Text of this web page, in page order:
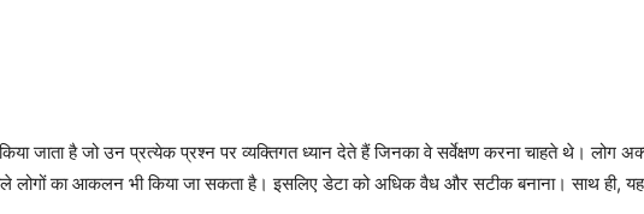
किया जाता है जो उन प्रत्येक प्रश्न पर व्यक्तिगत ध्यान देते हैं जिनका वे सर्वेक्षण करना चाहते थे। लोग
का आकलन भी किया जा सकता है। इसलिए डेटा को अधिक वैध और सटीक बनाना। साथ ही, यह